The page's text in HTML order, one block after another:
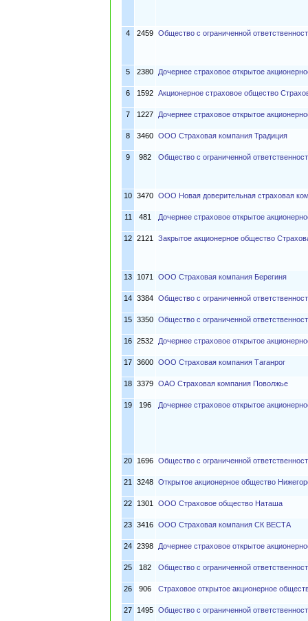
4 2459 Общество с ограниченной
5 2380 Дочернее страховое открытое
6 1592 Акционерное страховое общество
7 1227 Дочернее страховое открытое
8 3460 ООО Страховая компания Традиция
9 982 Общество с ограниченной
10 3470 ООО Новая доверительная страховая
11 481 Дочернее страховое открытое
12 2121 Закрытое акционерное общество
13 1071 ООО Страховая компания Берегиня
14 3384 Общество с ограниченной
15 3350 Общество с ограниченной
16 2532 Дочернее страховое открытое
17 3600 ООО Страховая компания Таганрог
18 3379 ОАО Страховая компания Поволжье
19 196 Дочернее страховое открытое
20 1696 Общество с ограниченной
21 3248 Открытое акционерное общество
22 1301 ООО Страховое общество Наташа
23 3416 ООО Страховая компания СК ВЕСТА
24 2398 Дочернее страховое открытое
25 182 Общество с ограниченной
26 906 Страховое открытое акционерное
27 1495 Общество с ограниченной